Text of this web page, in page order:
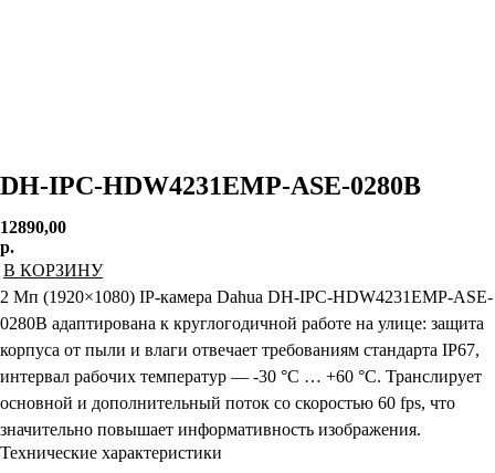
DH-IPC-HDW4231EMP-ASE-0280B
12890,00
р.
В КОРЗИНУ
2 Мп (1920×1080) IP-камера Dahua DH-IPC-HDW4231EMP-ASE-
0280B адаптирована к круглогодичной работе на улице: защита
корпуса от пыли и влаги отвечает требованиям стандарта IP67,
интервал рабочих температур — -30 °C … +60 °C. Транслирует
основной и дополнительный поток со скоростью 60 fps, что
значительно повышает информативность изображения.
Технические характеристики